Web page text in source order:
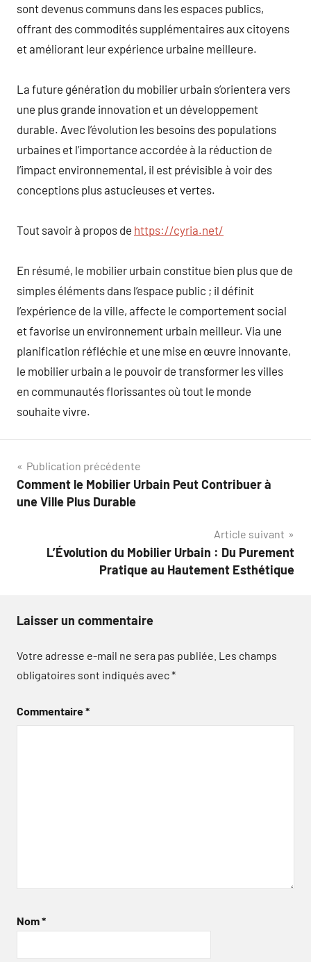
sont devenus communs dans les espaces publics,
offrant des commodités supplémentaires aux citoyens
et améliorant leur expérience urbaine meilleure.
La future génération du mobilier urbain s’orientera vers
une plus grande innovation et un développement
durable. Avec l’évolution les besoins des populations
urbaines et l’importance accordée à la réduction de
l’impact environnemental, il est prévisible à voir des
conceptions plus astucieuses et vertes.
Tout savoir à propos de https://cyria.net/
En résumé, le mobilier urbain constitue bien plus que de
simples éléments dans l’espace public ; il définit
l’expérience de la ville, affecte le comportement social
et favorise un environnement urbain meilleur. Via une
planification réfléchie et une mise en œuvre innovante,
le mobilier urbain a le pouvoir de transformer les villes
en communautés florissantes où tout le monde
souhaite vivre.
Navigation
de
Publication précédente
Comment le Mobilier Urbain Peut Contribuer à
une Ville Plus Durable
Article suivant
L’Évolution du Mobilier Urbain : Du Purement
Pratique au Hautement Esthétique
Laisser un commentaire
Votre adresse e-mail ne sera pas publiée. Les champs
obligatoires sont indiqués avec*
Commentaire*
Nom*